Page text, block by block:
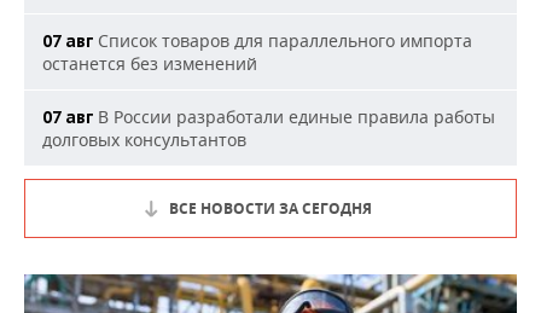
07 авг Список товаров для параллельного импорта
останется без изменений
07 авг В России разработали единые правила работы
долговых консультантов
ВСЕ НОВОСТИ ЗА СЕГОДНЯ